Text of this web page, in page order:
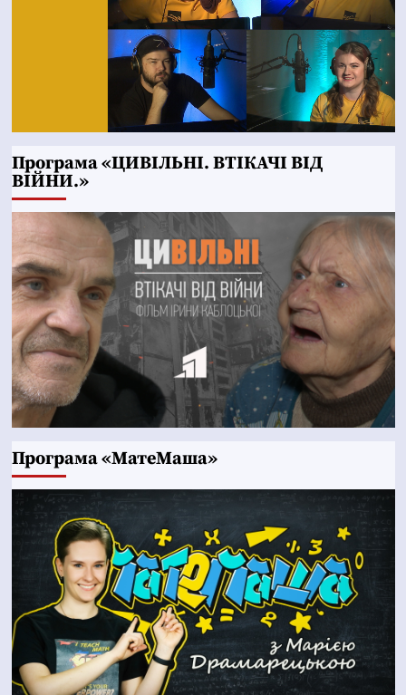
Програма «ЦИВІЛЬНІ. ВТІКАЧІ ВІД
ВІЙНИ.»
Програма «МатеМаша»